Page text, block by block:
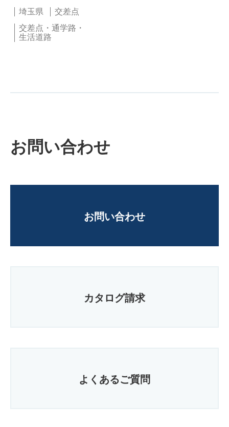
埼玉県
交差点
交差点・通学路・
生活道路
お問い合わせ
お問い合わせ
カタログ請求
よくあるご質問